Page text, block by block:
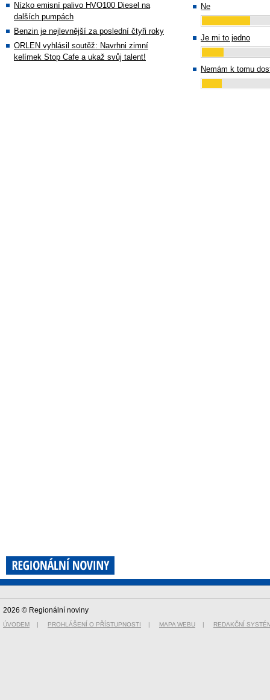
Nízko emisní palivo HVO100 Diesel na
dalších pumpách
Benzin je nejlevnější za poslední čtyři roky
ORLEN vyhlásil soutěž: Navrhni zimní
kelímek Stop Cafe a ukaž svůj talent!
Ne
Je mi to jedno
Nemám k tomu
2026 © Regionální noviny
ÚVODEM | PROHLÁŠENÍ O PŘÍSTUPNOSTI | MAPA WEBU | REDAKČNÍ